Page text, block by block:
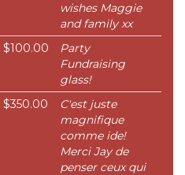
wishes Maggie
and family xx
$100.00
Party
Fundraising
glass!
$350.00
C'est juste
magnifique
comme ide!
Merci Jay de
penser ceux qui